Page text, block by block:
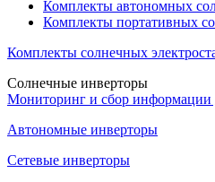
Комплекты автономных
Комплекты портативных
Комплекты солнечных
Солнечные инверторы
Мониторинг и сбор информации
Автономные инверторы
Сетевые инверторы